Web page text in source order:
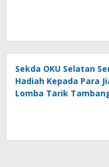
Sekda OKU Selatan
Hadiah Kepada Para
Lomba Tarik